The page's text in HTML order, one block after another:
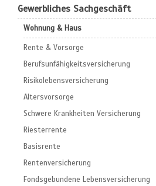
Gewerbliches Sachgeschäft
Wohnung & Haus
Rente & Vorsorge
Berufs­unfähigkeitsversicherung
Risikolebensversicherung
Altersvorsorge
Schwere Krankheiten Versicherung
Riesterrente
Basisrente
Rentenversicherung
Fondsgebundene Lebensversicherung